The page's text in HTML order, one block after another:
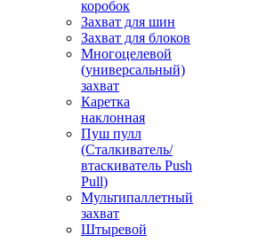
коробок
Захват для шин
Захват для блоков
Многоцелевой
(универсальный)
захват
Каретка
наклонная
Пуш пулл
(Сталкиватель/
втаскиватель Push
Pull)
Мультипаллетный
захват
Штыревой